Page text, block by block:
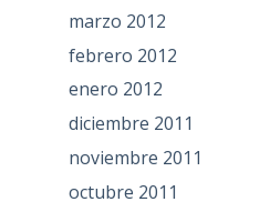
marzo 2012
febrero 2012
enero 2012
diciembre 2011
noviembre 2011
octubre 2011